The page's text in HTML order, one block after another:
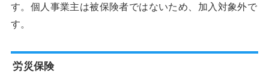
す。個人事業主は被保険者ではないため、加入対象外で
す。
労災保険